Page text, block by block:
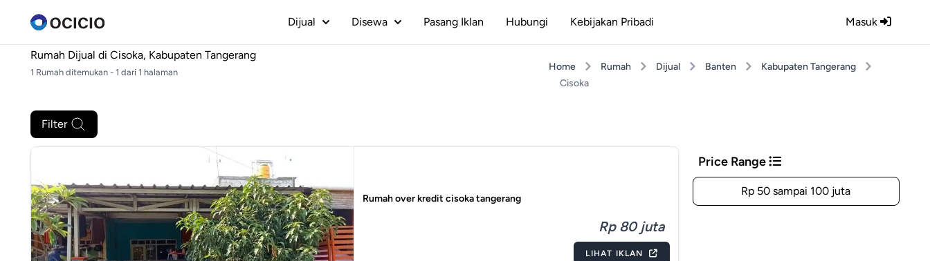
Masuk
Dijual Disewa Pasang Iklan Hubungi Kebijakan Pribadi
Rumah Dijual di Cisoka, Kabupaten Tangerang
1 Rumah ditemukan - 1 dari 1 halaman Home Rumah Dijual Banten
Kabupaten Tangerang
Cisoka
Filter
Rumah over kredit cisoka tangerang
Rp 80 juta
LIHAT IKLAN
Price Range
Rp 50 sampai 100 juta